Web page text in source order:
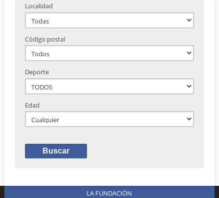
Localidad
Código postal
Deporte
Edad
LA FUNDACIÓN